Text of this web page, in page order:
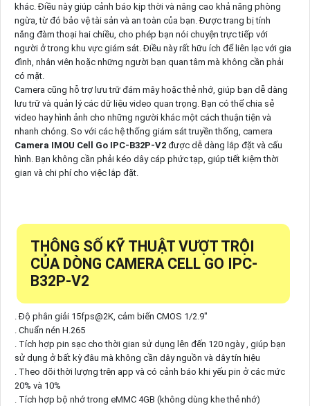
khác. Điều này giúp cảnh báo kịp thời và nâng cao khả năng phòng
ngừa, từ đó bảo vệ tài sản và an toàn của bạn. Được trang bị tính
năng đàm thoại hai chiều, cho phép bạn nói chuyện trực tiếp với
người ở trong khu vực giám sát. Điều này rất hữu ích để liên lạc với gia
đình, nhân viên hoặc những người bạn quan tâm mà không cần phải
có mặt.
Camera cũng hỗ trợ lưu trữ đám mây hoặc thẻ nhớ, giúp bạn dễ dàng
lưu trữ và quản lý các dữ liệu video quan trọng. Bạn có thể chia sẻ
video hay hình ảnh cho những người khác một cách thuận tiện và
nhanh chóng. So với các hệ thống giám sát truyền thống, camera
Camera IMOU Cell Go IPC-B32P-V2được dễ dàng lắp đặt và cấu
hình. Bạn không cần phải kéo dây cáp phức tạp, giúp tiết kiệm thời
gian và chi phí cho việc lắp đặt.
THÔNG SỐ KỸ THUẬT VƯỢT TRỘI
CỦA DÒNG CAMERA CELL GO IPC-
B32P-V2
. Độ phân giải 15fps@2K, cảm biến CMOS 1/2.9"
. Chuẩn nén H.265
. Tích hợp pin sạc cho thời gian sử dụng lên đến 120 ngày , giúp bạn
sử dụng ở bất kỳ đâu mà không cần dây nguồn và dây tín hiệu
. Theo dõi thời lượng trên app và có cảnh báo khi yếu pin ở các mức
20% và 10%
. Tích hợp bộ nhớ trong eMMC 4GB (không dùng khe thẻ nhớ)